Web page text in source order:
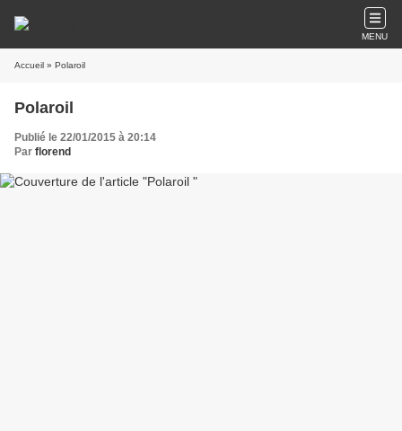
MENU
Accueil » Polaroil
Polaroil
Publié le 22/01/2015 à 20:14
Par florend